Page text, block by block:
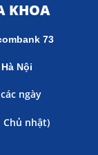
KHOA
73
Nội
ngày
nhật)